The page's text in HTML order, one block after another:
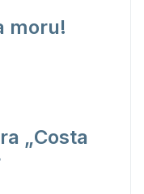
moru!
„Costa